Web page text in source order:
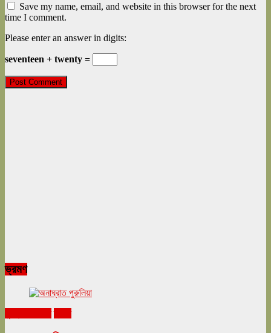
Save my name, email, and website in this browser for the next
time I comment.
Please enter an answer in digits:
seventeen + twenty =
ভ্রমণ